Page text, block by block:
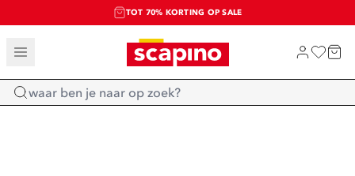
TOT 70% KORTING OP SALE
SALE: LAATSTE KANS!
SHOP NIEUW
Home